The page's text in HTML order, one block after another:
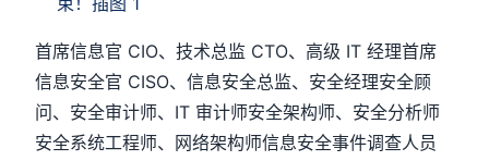
首席信息官 CIO、技术总监 CTO、高级 IT 经理首席
信息安全官 CISO、信息安全总监、安全经理安全顾
问、安全审计师、IT 审计师安全架构师、安全分析师
安全系统工程师、网络架构师信息安全事件调查人员